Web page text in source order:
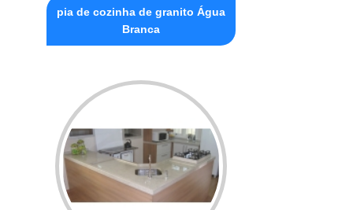
pia de cozinha de granito Água
Branca